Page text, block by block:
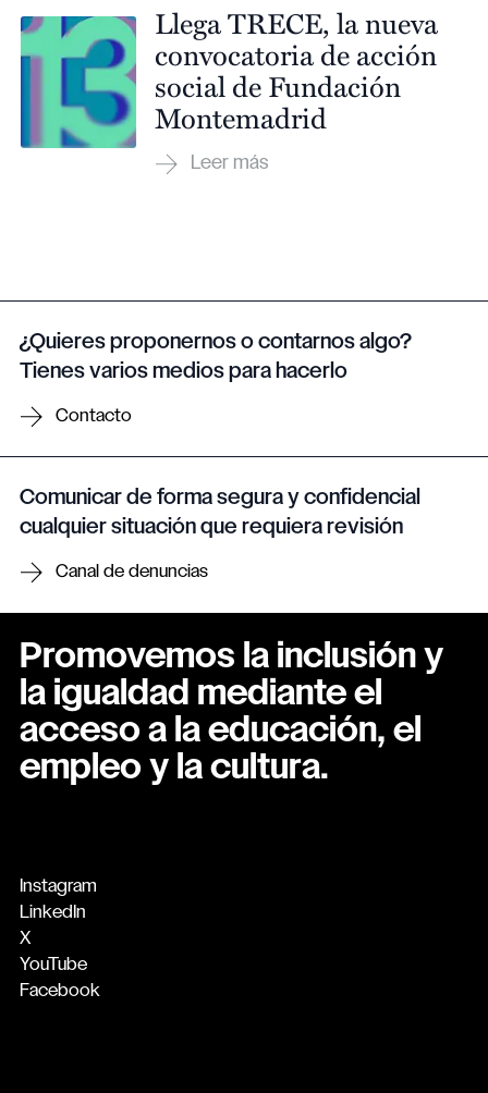
Llega TRECE, la nueva
convocatoria de acción
social de Fundación
Montemadrid
¿Quieres proponernos o contarnos algo?
Tienes varios medios para hacerlo
Contacto
Comunicar de forma segura y confidencial
cualquier situación que requiera revisión
Canal de denuncias
Promovemos la inclusión y
la igualdad mediante el
acceso a la educación, el
empleo y la cultura.
Instagram
LinkedIn
X
YouTube
Facebook